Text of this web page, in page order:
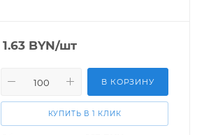
1.63 BYN/шт
В КОРЗИНУ
КУПИТЬ В 1 КЛИК